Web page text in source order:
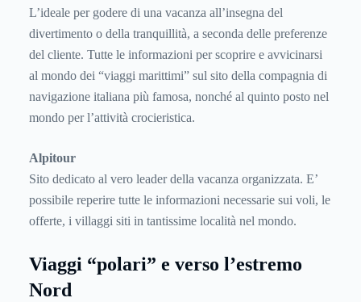
L’ideale per godere di una vacanza all’insegna del
divertimento o della tranquillità, a seconda delle preferenze
del cliente. Tutte le informazioni per scoprire e avvicinarsi
al mondo dei “viaggi marittimi” sul sito della compagnia di
navigazione italiana più famosa, nonché al quinto posto nel
mondo per l’attività crocieristica.
Alpitour
Sito dedicato al vero leader della vacanza organizzata. E’
possibile reperire tutte le informazioni necessarie sui voli, le
offerte, i villaggi siti in tantissime località nel mondo.
Viaggi “polari” e verso l’estremo
Nord